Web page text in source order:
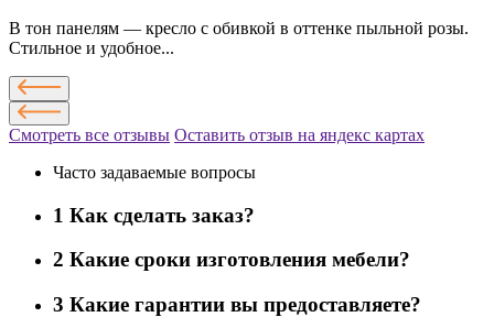
В тон панелям — кресло с обивкой в оттенке пыльной розы.
Стильное и удобное...
Смотреть все отзывы Оставить отзыв на яндекс картах
Часто задаваемые вопросы
1 Как сделать заказ?
2 Какие сроки изготовления мебели?
3 Какие гарантии вы предоставляете?